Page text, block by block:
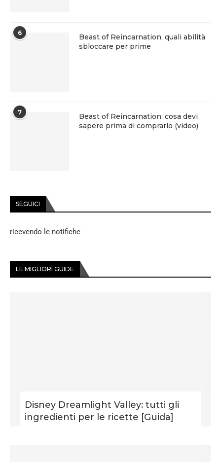
6
Beast of Reincarnation, quali abilità
sbloccare per prime
7
Beast of Reincarnation: cosa devi
sapere prima di comprarlo (video)
SEGUICI
ricevendo le notifiche
LE MIGLIORI GUIDE
Disney Dreamlight Valley: tutti gli
ingredienti per le ricette [Guida]